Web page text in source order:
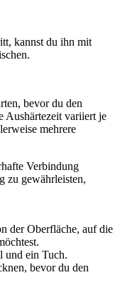
kannst du ihn mit
bevor du den
Aushärtezeit variiert je
mehrere
Verbindung
zu gewährleisten,
der Oberfläche, auf die
und ein Tuch.
bevor du den